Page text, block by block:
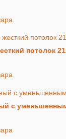
потолок
с